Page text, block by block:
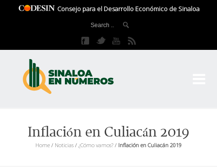
Consejo para el Desarrollo Económico de Sinaloa
Inflación en Culiacán 2019
Home/ Noticias/ ¿Cómo vamos?/ Inflación en Culiacán 2019